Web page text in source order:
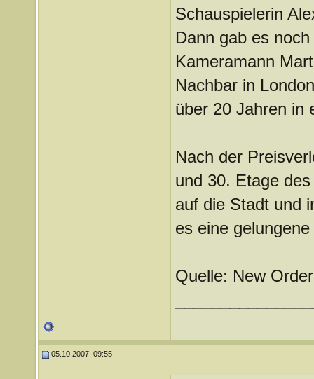
Schauspielerin
Dann gab es
Kameramann
Nachbar in
über 20 Jahren in
Nach der
und 30. Etage
auf die Stadt und
es eine
Quelle: New
05.10.2007, 09:55